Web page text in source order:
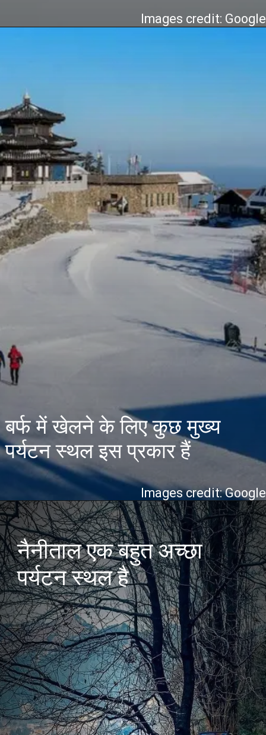
Images credit: Google
बर्फ में खेलने के लिए कुछ मुख्य
पर्यटन स्थल इस प्रकार हैं
Images credit: Google
नैनीताल एक बहुत अच्छा
पर्यटन स्थल है